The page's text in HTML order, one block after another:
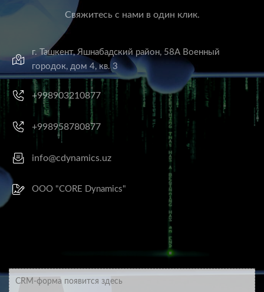
Свяжитесь с нами в один клик.
г. Ташкент, Яшнабадский район, 58А Военный
городок, дом 4, кв. 3
+998903210877
+998958780877
info@cdynamics.uz
ООО "CORE Dynamics"
CRM-форма появится здесь